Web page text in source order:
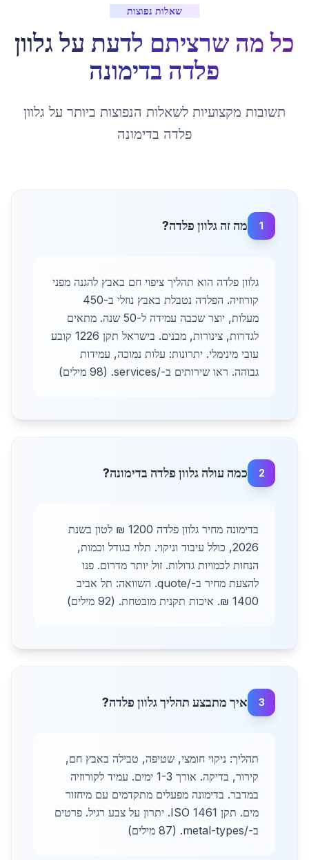
שאלות נפוצות
כל מה שרציתם לדעת על גלוון
פלדה בדימונה
תשובות מקצועיות לשאלות הנפוצות ביותר על גלוון
פלדה בדימונה
1 מה זה גלוון פלדה?
גלוון פלדה הוא תהליך ציפוי חם באבץ להגנה מפני
קורוזיה. הפלדה נטבלת באבץ נוזלי ב-450
מעלות, יוצר שכבה עמידה ל-50 שנה. מתאים
לגדרות, צינורות, מבנים. בישראל תקן 1226 קובע
עובי מינימלי. יתרונות: עלות נמוכה, עמידות
גבוהה. ראו שירותים ב-/services. (98 מילים)
2 כמה עולה גלוון פלדה בדימונה?
בדימונה מחיר גלוון פלדה 1200 ₪ לטון בשנת
2026, כולל עיבוד וניקוי. תלוי בגודל וכמות,
הנחות לכמויות גדולות. זול יותר מדרום. פנו
להצעת מחיר ב-/quote. השוואה: תל אביב
1400 ₪. איכות תקנית מובטחת. (92 מילים)
3 איך מתבצע תהליך גלוון פלדה?
תהליך: ניקוי חומצי, שטיפה, טבילה באבץ חם,
קירור, בדיקה. אורך 1-3 ימים. עמיד לקורוזיה
במדבר. בדימונה מפעלים מתקדמים עם מיחזור
מים. תקן ISO 1461. יתרון על צבע רגיל. פרטים
ב-/metal-types. (87 מילים)